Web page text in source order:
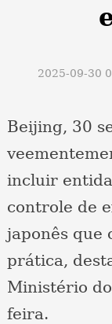
2025-09-30
Beijing, 30
incluir
controle de
japonês que
prática,
Ministério
feira.